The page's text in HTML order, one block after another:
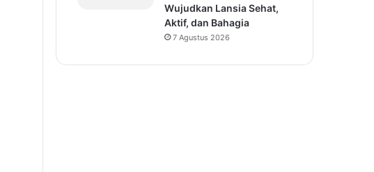
Wujudkan Lansia Sehat,
Aktif, dan Bahagia
7 Agustus 2026